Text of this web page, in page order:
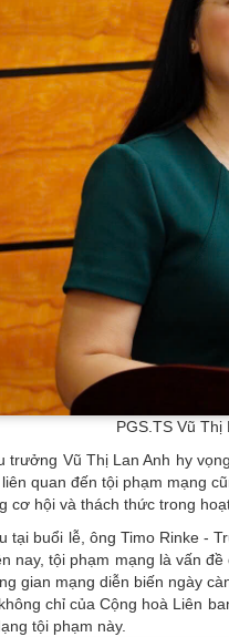
PGS.TS Vũ
trưởng Vũ Thị Lan Anh hy
quan đến tội phạm mạng
cơ hội và thách thức trong
tại buổi lễ, ông Timo Rinke -
nay, tội phạm mạng là vấn
gian mạng diễn biến ngày
chỉ của Cộng hoà Liên
tội phạm này.